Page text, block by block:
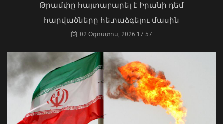
է ջերմաստիճանային նոր ռեկորդ
08 Օգոստոս, 2026 12:26
Թրամփը հայտարարել է Իրանի դեմ
հարվածները հետաձգելու մասին
02 Օգոստոս, 2026 17:57